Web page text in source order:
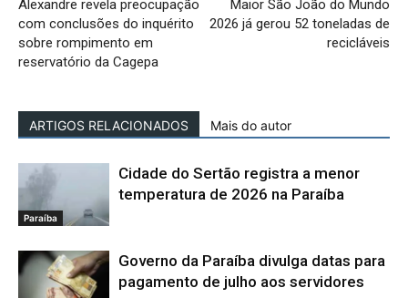
Alexandre revela preocupação
com conclusões do inquérito
sobre rompimento em
reservatório da Cagepa
Maior São João do Mundo
2026 já gerou 52 toneladas de
recicláveis
ARTIGOS RELACIONADOS Mais do autor
Paraíba
Cidade do Sertão registra a menor
temperatura de 2026 na Paraíba
Governo da Paraíba divulga datas para
pagamento de julho aos servidores